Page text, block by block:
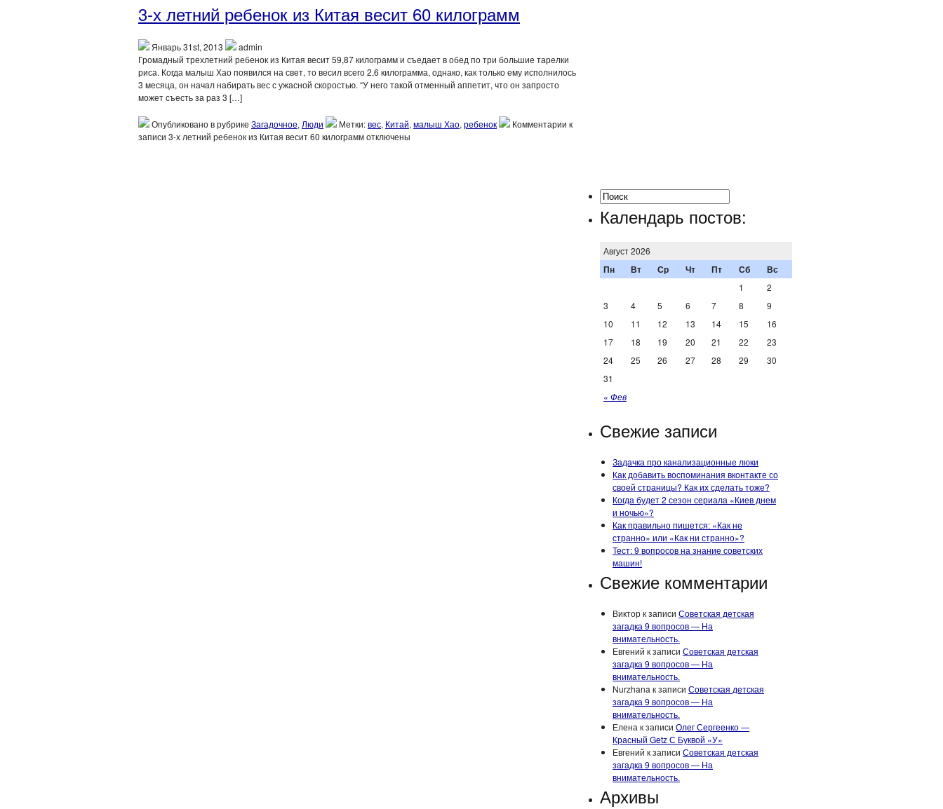
3-х летний ребенок из Китая весит 60 килограмм
Январь 31st, 2013
admin
Громадный трехлетний ребенок из Китая весит 59,87 килограмм и съедает в обед по три большие тарелки
риса. Когда малыш Хао появился на свет, то весил всего 2,6 килограмма, однако, как только ему исполнилось
3 месяца, он начал набирать вес с ужасной скоростью. “У него такой отменный аппетит, что он запросто
может съесть за раз 3 […]
Опубликовано в рубрике Загадочное, Люди Метки:вес, Китай, малыш Хао, ребенок Комментарии к
записи 3-х летний ребенок из Китая весит 60 килограммотключены
Календарь постов:
Август 2026
Пн Вт Ср Чт Пт Сб Вс
« Фев
1
2
3
4 5 6 7 8
9
10
11 12 13 14 15
16
17
18 19 20 21 22
23
24
25 26 27 28 29
30
31
Свежие записи
Задачка про канализационные люки
Как добавить воспоминания вконтакте со
своей страницы? Как их сделать тоже?
Когда будет 2 сезон сериала «Киев днем
и ночью»?
Как правильно пишется: «Как не
странно» или «Как ни странно»?
Тест: 9 вопросов на знание советских
машин!
Свежие комментарии
Викторк записи Советская детская
загадка 9 вопросов — На
внимательность.
Евгений к записи Советская детская
загадка 9 вопросов — На
внимательность.
Nurzhana к записи Советская детская
загадка 9 вопросов — На
внимательность.
Елена к записи Олег Сергеенко —
Красный Getz С Буквой «У»
Евгений к записи Советская детская
загадка 9 вопросов — На
внимательность.
Архивы